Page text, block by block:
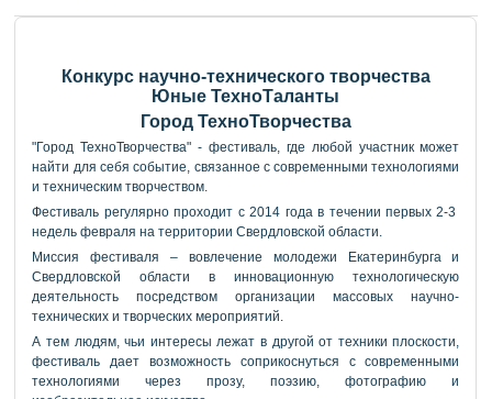
Конкурс научно-технического творчества
Юные ТехноТаланты
Город ТехноТворчества
"Город ТехноТворчества" - фестиваль, где любой участник может
найти для себя событие, связанное с современными технологиями
и техническим творчеством.
Фестиваль регулярно проходит с 2014 года в течении первых 2-3
недель февраля на территории Свердловской области.
Миссия фестиваля – вовлечение молодежи Екатеринбурга и
Свердловской области в инновационную технологическую
деятельность посредством организации массовых научно-
технических и творческих мероприятий.
А тем людям, чьи интересы лежат в другой от техники плоскости,
фестиваль дает возможность соприкоснуться с современными
технологиями через прозу, поэзию, фотографию и